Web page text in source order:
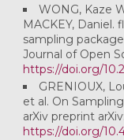
WONG, Kaze
MACKEY,
sampling
Journal of Open
https://doi.org/
GRENIOUX,
et al. On
arXiv preprint
https://doi.org/